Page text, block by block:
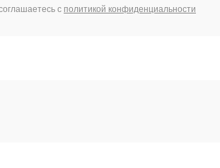
с политикой конфиденциальности